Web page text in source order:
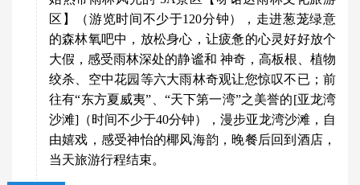
区】（游览时间不少于120分钟），走进葱茏绿意
的森林氧吧中，放松身心，让疲惫的心灵好好放个
大假，感受雨林深处的静谧和 神奇，高板根、植物
绞杀、空中花园等六大雨林奇观让您惊叹不已；前
往有“东方夏威夷” “天下第一湾”之美誉的[亚龙湾
沙滩]（时间不少于40分钟），漫步亚龙湾沙滩，自
由嬉戏，感受神怡的椰风海韵，晚餐后回到酒店，
当天旅游行程结束。